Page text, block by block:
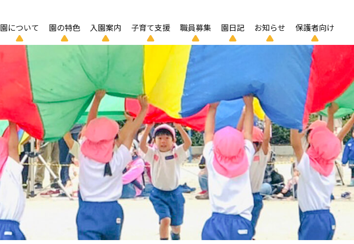
園について 園の特色 入園案内 子育て支援 職員募集 園日記 お知らせ 保護者向け